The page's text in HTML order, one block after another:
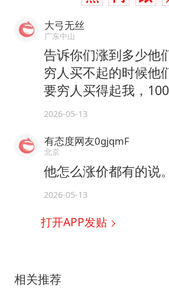
大弓无丝
广东中山
告诉你们涨到多少他
穷人买不起的时候他
要穷人买得起我，
2026-05-13
有态度网友0gjqmF
北京
他怎么涨价都有的说。
2026-05-13
打开APP发贴
相关推荐